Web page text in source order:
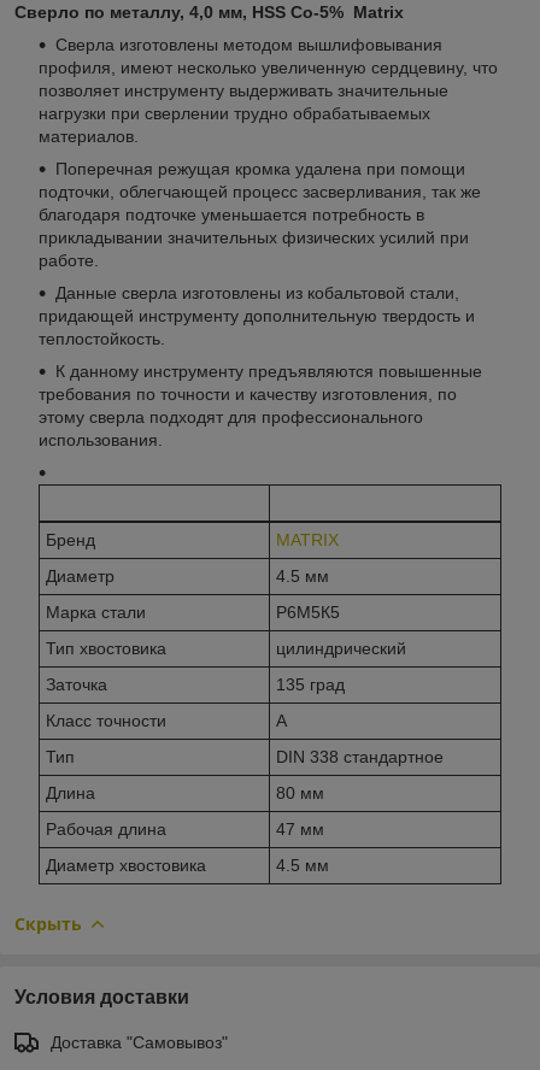
Сверло по металлу, 4,0 мм, HSS Co-5% Matrix
Сверла изготовлены методом вышлифовывания
профиля, имеют несколько увеличенную сердцевину, что
позволяет инструменту выдерживать значительные
нагрузки при сверлении трудно обрабатываемых
материалов.
Поперечная режущая кромка удалена при помощи
подточки, облегчающей процесс засверливания, так же
благодаря подточке уменьшается потребность в
прикладывании значительных физических усилий при
работе.
Данные сверла изготовлены из кобальтовой стали,
придающей инструменту дополнительную твердость и
теплостойкость.
К данному инструменту предъявляются повышенные
требования по точности и качеству изготовления, по
этому сверла подходят для профессионального
использования.
Бренд
MATRIX
Диаметр
4.5 мм
Марка стали
Р6М5К5
Тип хвостовика
цилиндрический
Заточка
135 град
Класс точности
A
Тип
DIN 338 стандартное
Длина
80 мм
Рабочая длина
47 мм
Диаметр хвостовика
4.5 мм
Скрыть
Условия доставки
Доставка "Самовывоз"